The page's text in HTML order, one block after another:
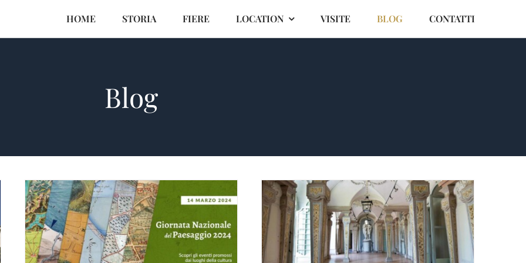
HOME STORIA FIERE LOCATION VISITE BLOG CONTATTI
Blog
Segreti e Storie del Castello di
Belgioioso: Un Viaggio